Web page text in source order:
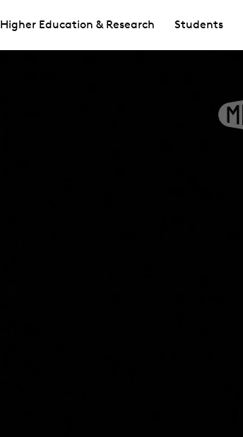
Higher Education & Research Students